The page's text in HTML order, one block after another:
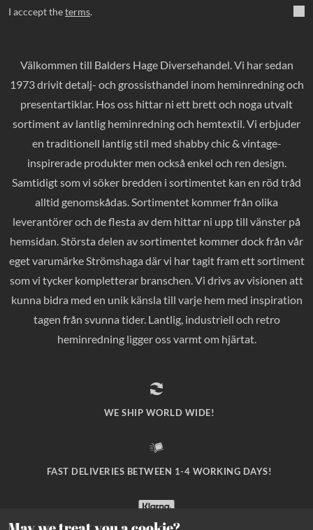
I acccept theterms.
Välkommen till Balders Hage Diversehandel. Vi har sedan
1973 drivit detalj- och grossisthandel inom heminredning och
presentartiklar. Hos oss hittar ni ett brett och noga utvalt
sortiment av lantlig heminredning och hemtextil. Vi erbjuder
en traditionell lantlig stil med shabby chic & vintage-
inspirerade produkter men också enkel och ren design.
Samtidigt som vi söker bredden i sortimentet kan en röd tråd
alltid genomskådas. Sortimentet kommer från olika
leverantörer och de flesta av dem hittar ni upp till vänster på
hemsidan. Största delen av sortimentet kommer dock från vår
eget varumärke Strömshaga där vi har tagit fram ett sortiment
som vi tycker kompletterar branschen. Vi drivs av visionen att
kunna bidra med en unik känsla till varje hem med inspiration
tagen från svunna tider. Lantlig, industriell och retro
heminredning ligger oss varmt om hjärtat.
WE SHIP WORLD WIDE!
FAST DELIVERIES BETWEEN 1-4 WORKING DAYS!